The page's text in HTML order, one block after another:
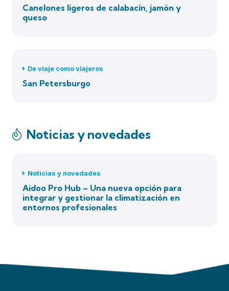
Canelones ligeros de calabacín, jamón y
queso
De viaje como viajeros
San Petersburgo
Noticias y novedades
Noticias y novedades
Aidoo Pro Hub – Una nueva opción para
integrar y gestionar la climatización en
entornos profesionales